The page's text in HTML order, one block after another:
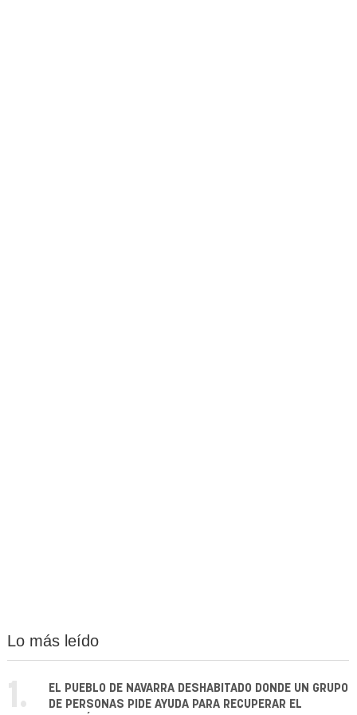
Lo más leído
1.
EL PUEBLO DE NAVARRA DESHABITADO DONDE UN GRUPO
DE PERSONAS PIDE AYUDA PARA RECUPERAR EL